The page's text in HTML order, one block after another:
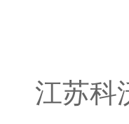
江苏科